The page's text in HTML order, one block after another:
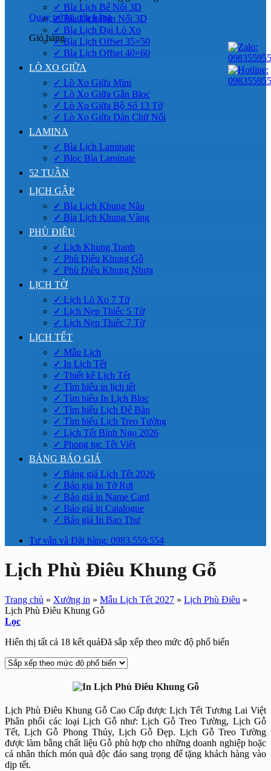
Quay trở lại cửa hàng
Giỏ hàng
✓ Bìa Lịch Bế Nổi 3D
✓ Bìa Lịch Dán Nổi 3D
✓ Bìa Lịch Đại Lò Xo
✓ Bìa Lịch Offset 35×50
✓ Bìa Lịch Offset 40×60
LÒ XO GIỮA
✓ Lò Xo Giữa Mini
✓ Lò Xo Giữa Gắn Bloc
✓ Lò Xo Giữa Bộ Số 13 Tờ
✓ Lò Xo Giữa Dán Chữ Nổi
LAMINA
✓ Bìa Lịch Laminate
✓ Bloc Bìa Laminate
52 TUẦN
LỊCH GẬP
✓ Bìa Lịch Khung Nâu
✓ Bìa Lịch Khung Vàng
PHÙ ĐIÊU
✓ Lịch Khung Tranh
✓ Phù Điêu Khung Gỗ
✓ Phù Điêu Khung Nhựa
LỊCH TỜ
✓ Lịch Lò Xo 7 Tờ
✓ Lịch Nẹp Thiếc 5 Tờ
✓ Lịch Nẹp Thiếc 7 Tờ
LỊCH TẾT
✓ Mẫu Lịch
✓ In Lịch Tết
✓ Thiết kế Lịch Tết
✓ Tìm hiểu in lịch tết
✓ Tìm hiểu In Lịch Bloc
✓ Tìm hiểu Lịch Để Bàn
✓ Tìm hiểu Lịch Treo Tường
✓ Lịch Tết Bính Ngọ 2026
✓ Phong tục Tết Việt
BẢNG BÁO GIÁ
✓ Bảng giá Lịch Tết 2026
✓ Báo giá In Tờ Rơi
✓ Báo giá in Name Card
✓ Báo giá in Catalogue
✓ Báo giá In Bao Thư
Tư vấn và Đặt hàng: 0983.559.554
Lịch Phù Điêu Khung Gỗ
Trang chủ » Xưởng in » Mẫu Lịch Tết 2027 » Lịch Phù Điêu »
Lịch Phù Điêu Khung Gỗ
Lọc
Hiển thị tất cả 18 kết quảĐã sắp xếp theo mức độ phổ biến
Lịch Phù Điêu Khung Gỗ Cao Cấp được Lịch Tết Tương Lai Việt
Phân phối các loại Lịch Gỗ như: Lịch Gỗ Treo Tường, Lịch Gỗ
Tết, Lịch Gỗ Phong Thủy, Lịch Gỗ Đẹp. Lịch Gỗ Treo Tường
được làm bằng chất liệu Gỗ phù hợp cho những doanh nghiệp hoặc
cá nhân thích món quà độc đáo sang trọng để tặng khách hàng vào
dịp tết.